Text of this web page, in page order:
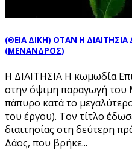
(ΘΕΙΑ ΔΙΚΗ) ΟΤΑΝ Η
(ΜΕΝΑΝΔΡΟΣ)
Η ΔΙΑΙΤΗΣΙΑ Η κωμωδία
στην όψιμη παραγωγή του
πάπυρο κατά το
του έργου). Τον τίτλο
διαιτησίας στη δεύτερη
Δάος, που βρήκε...